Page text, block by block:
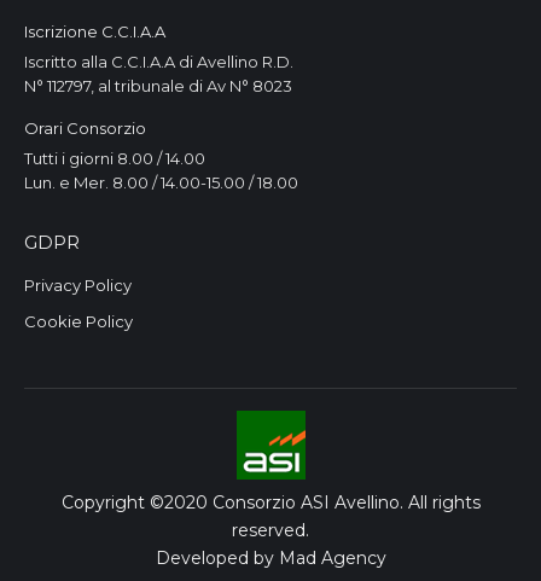
Iscrizione C.C.I.A.A
Iscritto alla C.C.I.A.A di Avellino R.D.
N° 112797, al tribunale di Av N° 8023
Orari Consorzio
Tutti i giorni 8.00 / 14.00
Lun. e Mer. 8.00 / 14.00-15.00 / 18.00
GDPR
Privacy Policy
Cookie Policy
Copyright ©2020 Consorzio ASI Avellino. All rights
reserved.
Developed by Mad Agency